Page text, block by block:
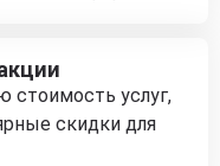
стоимость услуг,
скидки для